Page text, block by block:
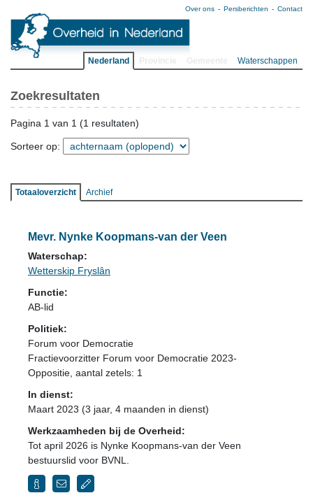
Over ons Persberichten Contact
Nederland Waterschappen
Zoekresultaten
Pagina 1 van 1 (1 resultaten)
Sorteer op:
Totaaloverzicht Archief
Mevr. Nynke Koopmans-van der Veen
Waterschap:
Wetterskip Fryslân
Functie:
AB-lid
Politiek:
Forum voor Democratie
Fractievoorzitter Forum voor Democratie 2023-
Oppositie , aantal zetels: 1
In dienst:
Maart 2023 (3 jaar, 4 maanden in dienst)
Werkzaamheden bij de Overheid:
Tot april 2026 is Nynke Koopmans-van der Veen
bestuurslid voor BVNL.